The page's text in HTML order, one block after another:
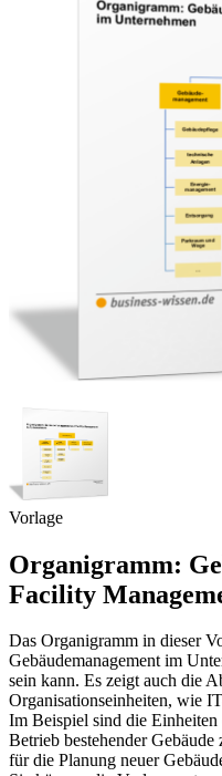
Vorlage
Organigramm:
Facility
Das Organigramm in dieser
Gebäudemanagement im
sein kann. Es zeigt auch die
Organisationseinheiten, wie
Im Beispiel sind die Einheiten
Betrieb bestehender
für die Planung neuer